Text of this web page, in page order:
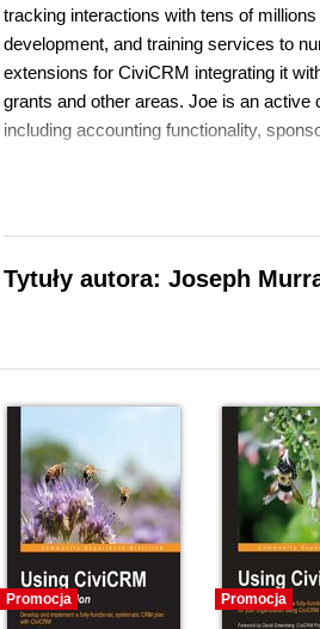
tracking interactions with tens of
development, and training services to
extensions for CiviCRM integrating it
grants and other areas. Joe is an
including accounting functionality,
Tytuły autora: Joseph
Promocja Promocja